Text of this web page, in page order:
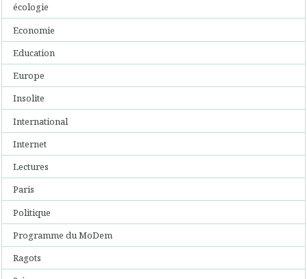
écologie
Economie
Education
Europe
Insolite
International
Internet
Lectures
Paris
Politique
Programme du MoDem
Ragots